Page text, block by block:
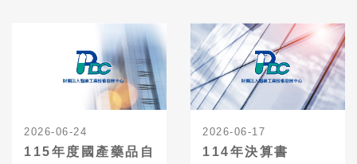
2026-06-24
115年度國產藥品自
2026-06-17
114年決算書